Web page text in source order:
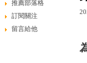
推薦部落格
訂閱關注
留言給他